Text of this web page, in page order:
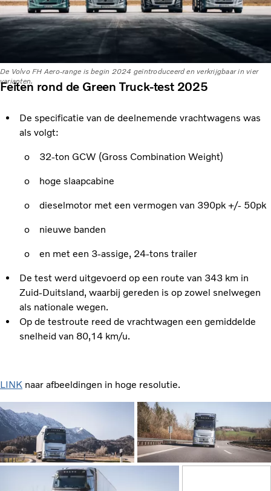
De Volvo FH Aero-range is begin 2024 geïntroduceerd en verkrijgbaar in vier
varianten.
Feiten rond de Green Truck-test 2025
De specificatie van de deelnemende vrachtwagens was
als volgt:
o 32-ton GCW (Gross Combination Weight)
o hoge slaapcabine
o dieselmotor met een vermogen van 390pk +/- 50pk
o nieuwe banden
o en met een 3-assige, 24-tons trailer
De test werd uitgevoerd op een route van 343 km in
Zuid-Duitsland, waarbij gereden is op zowel snelwegen
als nationale wegen.
Op de testroute reed de vrachtwagen een gemiddelde
snelheid van 80,14 km/u.
LINK naar afbeeldingen in hoge resolutie.